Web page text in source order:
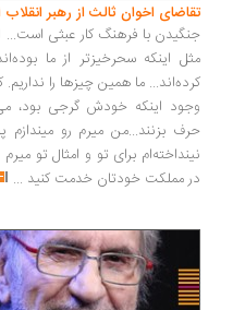
تقاضای اخوان ثالث از رهبر
جنگیدن با فرهنگ کار عبثی است...
مثل اینکه سحرخیزتر از ما
کرده‌اند... ما همین چیزها را نداریم.
وجود اینکه خودش گرجی بود،
حرف بزنند...من میرم رو
نینداخته‌ام برای تو و امثال تو
در مملکت خودتان خدمت کنید ...